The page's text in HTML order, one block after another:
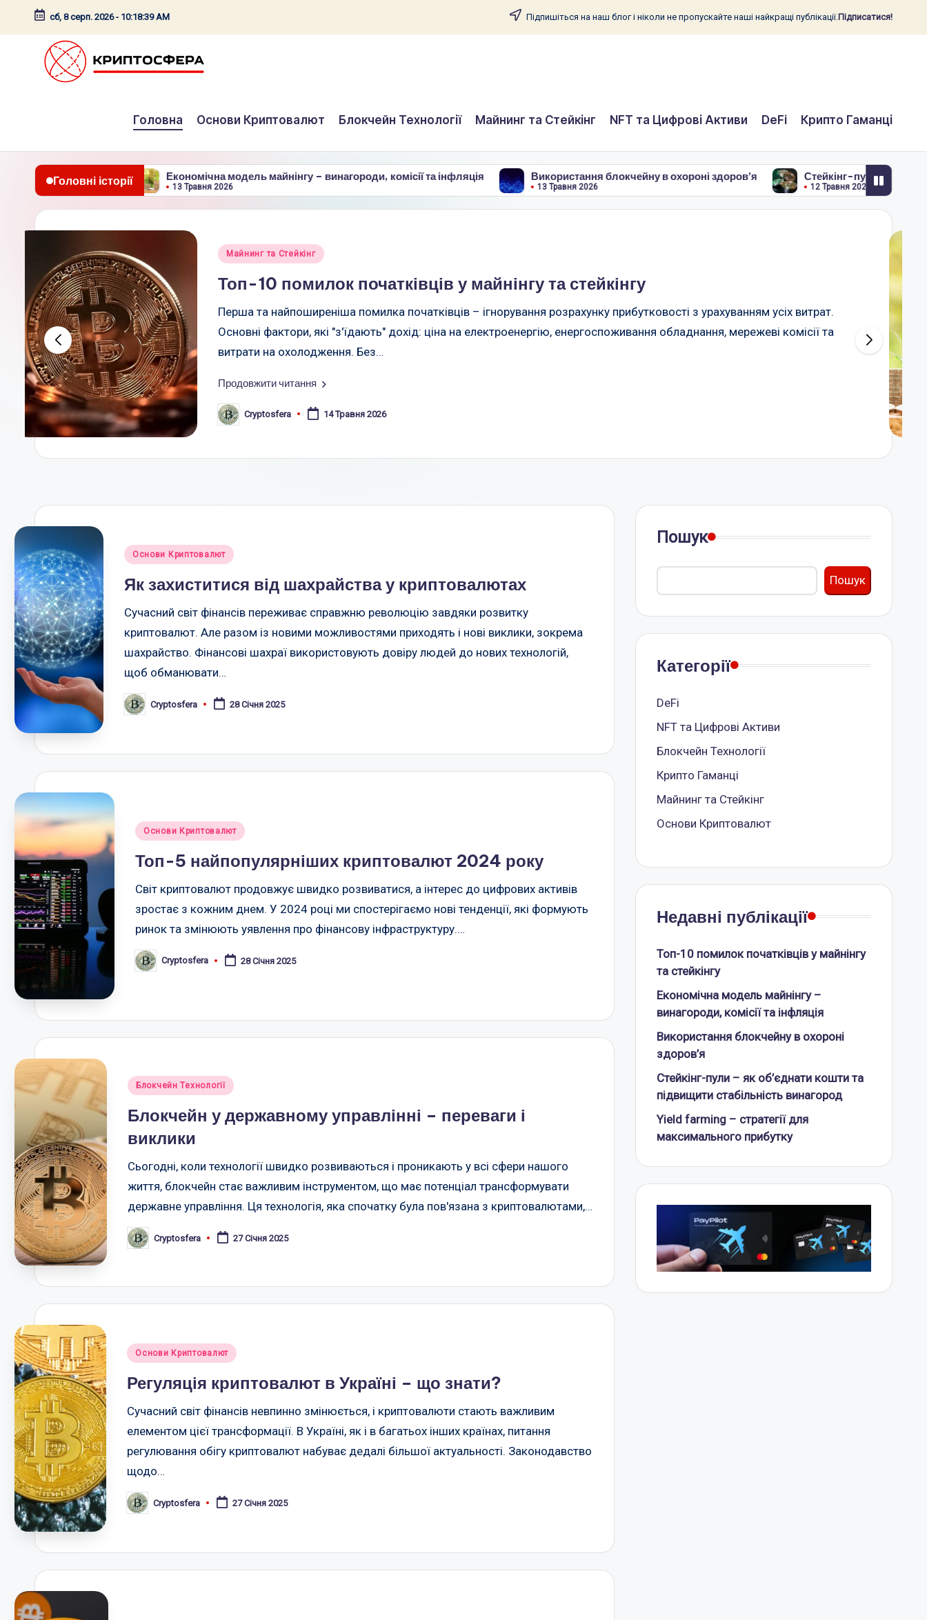
Перейти
сб, 8 серп. 2026- 10:18:40 AM Підпишіться на наш блог і ніколи не пропускайте наші найкращі публікації.Підписатися!
y
p
t
s
f
e
r
a
.
c
m
.u
a
Головна Основи Криптовалют Блокчейн Технології Майнинг та Стейкінг NFT та Цифрові Активи DeFi Крипто Гаманці
Головні історіїЕкономічна модель майнінгу – винагороди, комісії та інфляція
13 Травня 2026
Використання блокчейну в охороні здоров’я
13 Травня 2026
Стейкінг-пули – як об’єднати кошти
12 Травня 2026
Опубліковано
Майнинг та Стейкінг
Топ-10 помилок початківців у майнінгу та стейкінгу
Перша та найпоширеніша помилка початківців – ігнорування розрахунку прибутковості з урахуванням усіх витрат.
Основні фактори, які "з'їдають" дохід: ціна на електроенергію, енергоспоживання обладнання, мережеві комісії та
витрати на охолодження. Без…
Продовжити читання
Опубліковано
Cryptosfera 14 Травня 2026
Опубліковано
Основи Криптовалют
Як захиститися від шахрайства у криптовалютах
Сучасний світ фінансів переживає справжню революцію завдяки розвитку
криптовалют. Але разом із новими можливостями приходять і нові виклики, зокрема
шахрайство. Фінансові шахраї використовують довіру людей до нових технологій,
щоб обманювати…
Опубліковано
Cryptosfera 28 Січня 2025
Опубліковано
Основи Криптовалют
Топ-5 найпопулярніших криптовалют 2024 року
Світ криптовалют продовжує швидко розвиватися, а інтерес до цифрових активів
зростає з кожним днем. У 2024 році ми спостерігаємо нові тенденції, які формують
ринок та змінюють уявлення про фінансову інфраструктуру.…
Опубліковано
Cryptosfera 28 Січня 2025
Опубліковано
Блокчейн Технології
Блокчейн у державному управлінні – переваги і
виклики
Сьогодні, коли технології швидко розвиваються і проникають у всі сфери нашого
життя, блокчейн стає важливим інструментом, що має потенціал трансформувати
державне управління. Ця технологія, яка спочатку була пов'язана з криптовалютами,…
Опубліковано
Cryptosfera 27 Січня 2025
Опубліковано
Основи Криптовалют
Регуляція криптовалют в Україні – що знати?
Сучасний світ фінансів невпинно змінюється, і криптовалюти стають важливим
елементом цієї трансформації. В Україні, як і в багатьох інших країнах, питання
регулювання обігу криптовалют набуває дедалі більшої актуальності. Законодавство
щодо…
Опубліковано
Cryptosfera 27 Січня 2025
Пошук
Пошук
Категорії
DeFi
NFT та Цифрові Активи
Блокчейн Технології
Крипто Гаманці
Майнинг та Стейкінг
Основи Криптовалют
Недавні публікації
Топ-10 помилок початківців у майнінгу
та стейкінгу
Економічна модель майнінгу –
винагороди, комісії та інфляція
Використання блокчейну в охороні
здоров’я
Стейкінг-пули – як об’єднати кошти та
підвищити стабільність винагород
Yield farming – стратегії для
максимального прибутку